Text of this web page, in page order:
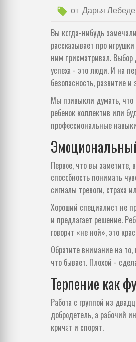
от Дарья
Вы когда-нибудь
рассказывает про
ним присматривал. Выбор
успеха - это люди. И на
безопасность, развитие
Мы привыкли думать, что
ребенок коллектив или
профессиональные
Первое, что вы заметите,
способность понимать
сигналы тревоги, страха
Хороший специалист не
и предлагает решение.
говорит «не ной», это
Обратите внимание на
что бывает. Плохой -
Терпение как
Работа с группой из
добродетель, а рабочий
кричат и спорят.